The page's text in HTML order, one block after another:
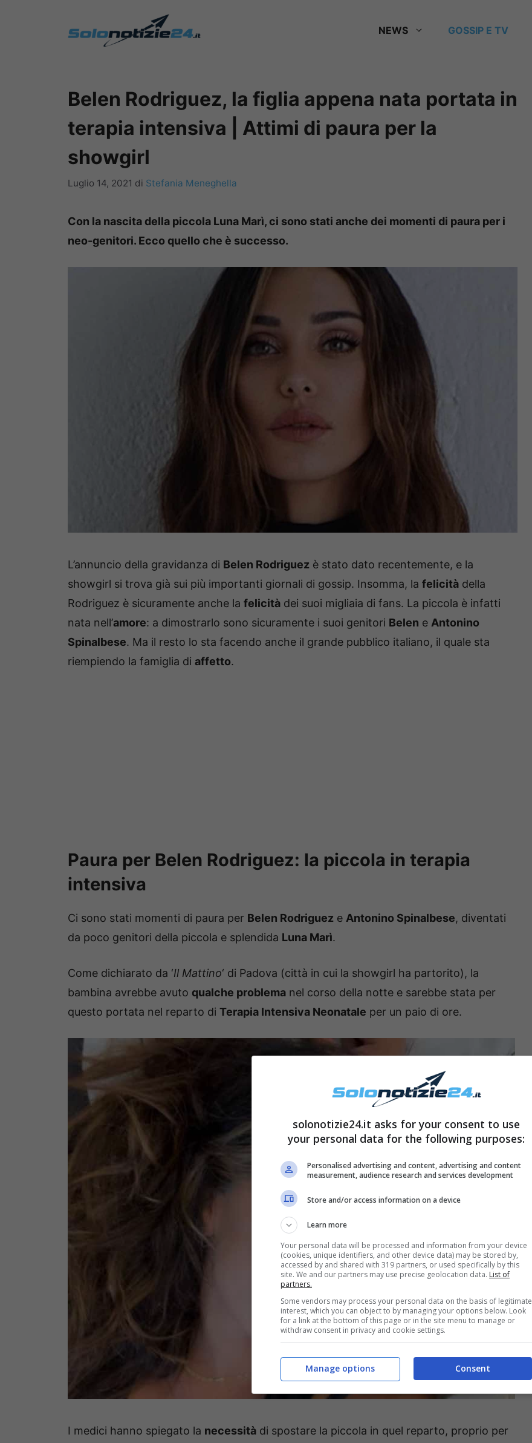
NEWS GOSSIP E TV
Belen Rodriguez, la figlia appena nata portata in
terapia intensiva | Attimi di paura per la
showgirl
Luglio 14, 2021 di Stefania Meneghella
Con la nascita della piccola Luna Marì, ci sono stati anche dei momenti di paura per i
neo-genitori. Ecco quello che è successo.
L’annuncio della gravidanza di Belen Rodriguez è stato dato recentemente, e la
showgirl si trova già sui più importanti giornali di gossip. Insomma, la felicità della
Rodriguez è sicuramente anche la felicità dei suoi migliaia di fans. La piccola è infatti
nata nell’amore: a dimostrarlo sono sicuramente i suoi genitori Belen e Antonino
Spinalbese. Ma il resto lo sta facendo anche il grande pubblico italiano, il quale sta
riempiendo la famiglia di affetto.
Paura per Belen Rodriguez: la piccola in terapia
intensiva
Ci sono stati momenti di paura per Belen Rodriguez e Antonino Spinalbese, diventati
da poco genitori della piccola e splendida Luna Marì.
Come dichiarato da ‘Il Mattino‘ di Padova (città in cui la showgirl ha partorito), la
bambina avrebbe avuto qualche problema nel corso della notte e sarebbe stata per
questo portata nel reparto di Terapia Intensiva Neonatale per un paio di ore.
I medici hanno spiegato la necessità di spostare la piccola in quel reparto, proprio per
solonotizie24.it asks for your consent to use
your personal data for the following purposes:
Personalised advertising and content, advertising and content
measurement, audience research and services development
Store and/or access information on a device
Learn more
Your personal data will be processed and information from your device
(cookies, unique identifiers, and other device data) may be stored by,
accessed by and shared with 319 partners, or used specifically by this
site. We and our partners may use precise geolocation data. List of
partners.
Some vendors may process your personal data on the basis of legitimate
interest, which you can object to by managing your options below. Look
for a link at the bottom of this page or in the site menu to manage or
withdraw consent in privacy and cookie settings.
Consent
Manage options